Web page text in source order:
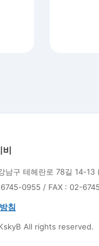
비
남구 테헤란로 78길 14-13
0955 / FAX : 02-
침
All rights reserved.